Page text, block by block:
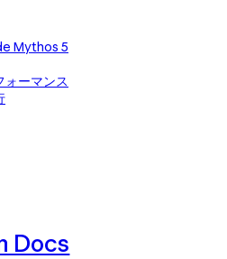
Mythos 5
ォーマンス
Docs